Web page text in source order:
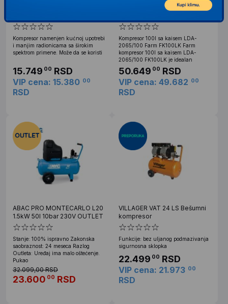
Kompresor namenjen kućnoj upotrebi
i manjim radionicama sa širokim
spektrom primene. Može da se koristi
15.749 00 RSD
VIP cena: 15.380 00
RSD
FARM POWERED BY WURTH
LDA-2065/100 FK100LK
Kompresor 100l sa kaisem LDA-
2065/100 Farm FK100LK Farm
kompresor 100l sa kaisem LDA-
2065/100 FK100LK je idealan
50.649 00 RSD
VIP cena: 49.682 00
RSD
ABAC PRO MONTECARLO L20
1.5kW 50l 10bar 230V OUTLET
Stanje: 100% ispravno Zakonska
saobraznost: 24 meseca Razlog
Outleta: Uređaj ima malo oštećenje.
Pukao
32.099,00 RSD
23.600 00 RSD
VILLAGER VAT 24 LS Bešumni
kompresor
Funkcije: bez uljanog podmazivanja
sigurnosna sklopka
22.499 00 RSD
VIP cena: 21.973 00
RSD